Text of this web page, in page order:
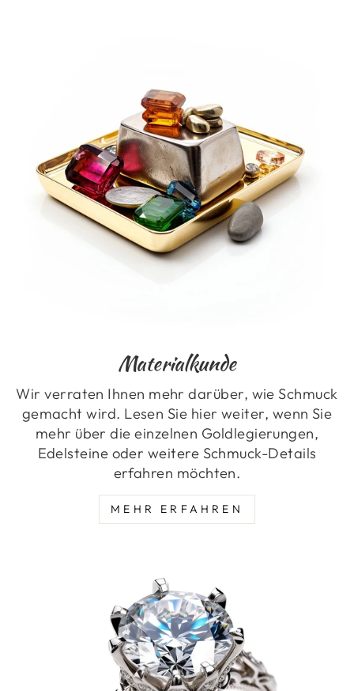
Materialkunde
Wir verraten Ihnen mehr darüber, wie Schmuck
gemacht wird. Lesen Sie hier weiter, wenn Sie
mehr über die einzelnen Goldlegierungen,
Edelsteine oder weitere Schmuck-Details
erfahren möchten.
MEHR ERFAHREN